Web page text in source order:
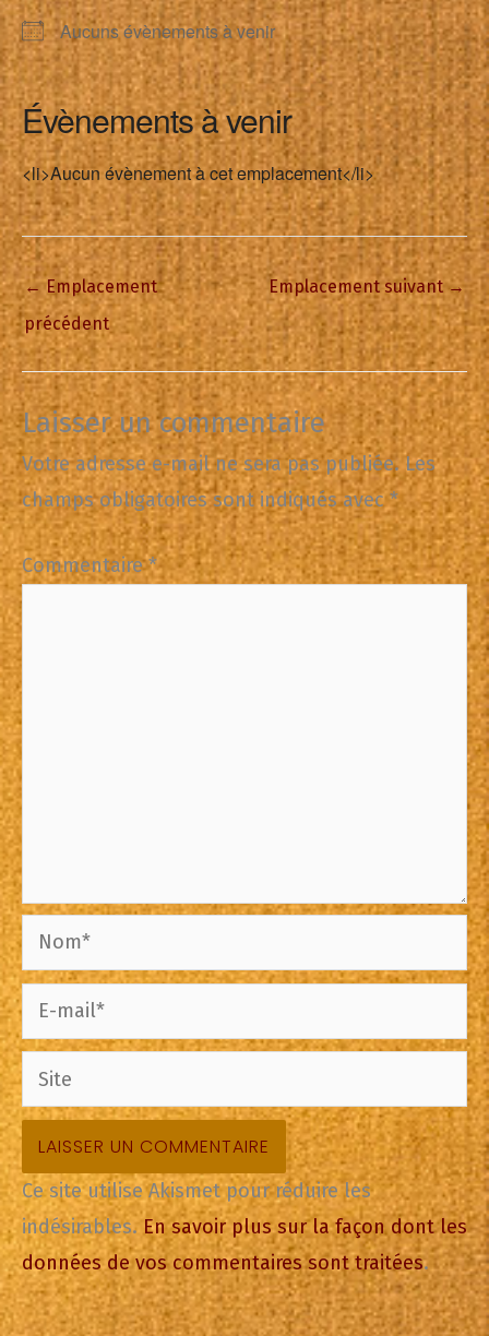
Aucuns évènements à venir
Évènements à venir
<li>Aucun évènement à cet emplacement</li>
←Emplacement
précédent
Emplacement suivant→
Laisser un commentaire
Votre adresse e-mail ne sera pas publiée. Les
champs obligatoires sont indiqués avec*
Commentaire*
Nom*
mail*
Site
Ce site utilise Akismet pour réduire les
indésirables.En savoir plus sur la façon dont les
données de vos commentaires sont traitées.